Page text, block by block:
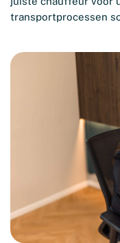
transportprocessen